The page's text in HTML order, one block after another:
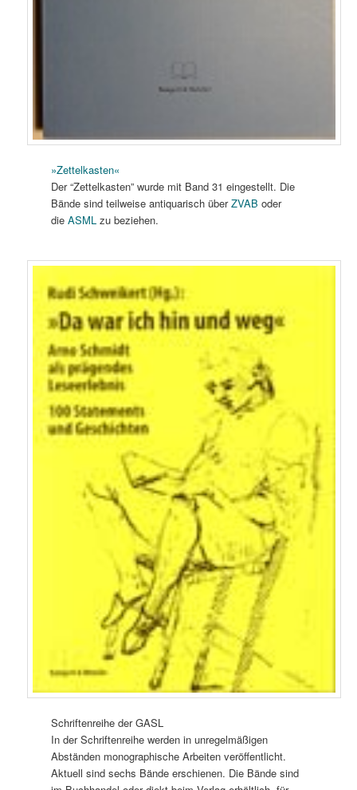
»Zettelkasten«
Der “Zettelkasten” wurde mit Band 31 eingestellt. Die
Bände sind teilweise antiquarisch überZVAB oder
dieASML zu beziehen.
Schriftenreihe der GASL
In der Schriftenreihe werden in unregelmäßigen
Abständen monographische Arbeiten veröffentlicht.
Aktuell sind sechs Bände erschienen. Die Bände sind